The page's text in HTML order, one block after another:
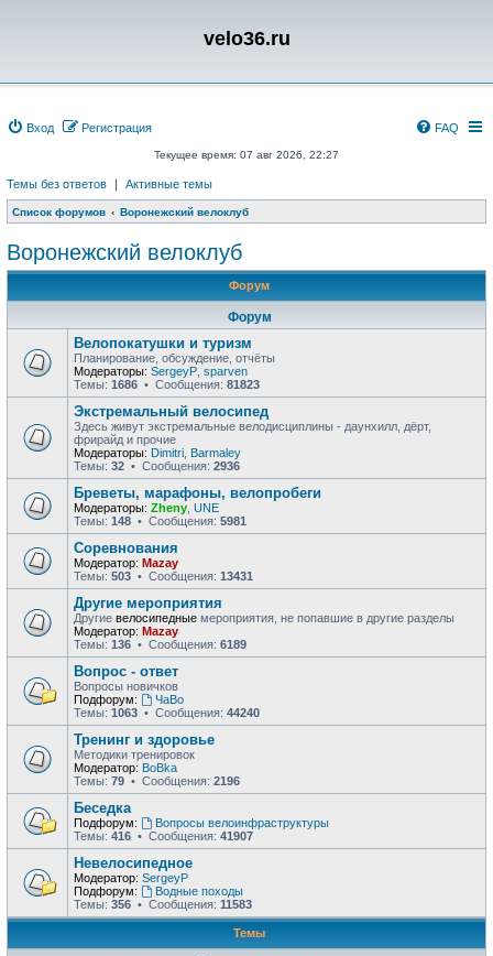
velo36.ru
Вход Регистрация FAQ
Текущее время: 07 авг 2026, 22:27
Темы без ответов | Активные темы
Список форумов Воронежский велоклуб
Воронежский велоклуб
Форум
Форум
Велопокатушки и туризм
Планирование, обсуждение, отчёты
Модераторы: SergeyP sparven
Темы: 1686 • Сообщения: 81823
Экстремальный велосипед
Здесь живут экстремальные велодисциплины - даунхилл, дёрт,
фрирайд и прочие
Модераторы: Dimitri Barmaley
Темы: 32 • Сообщения: 2936
Бреветы, марафоны, велопробеги
Модераторы: Zheny UNE
Темы: 148 • Сообщения: 5981
Соревнования
Модератор: Mazay
Темы: 503 • Сообщения: 13431
Другие мероприятия
Другие велосипедные мероприятия, не попавшие в другие разделы
Модератор: Mazay
Темы: 136 • Сообщения: 6189
Вопрос - ответ
Вопросы новичков
Подфорум:
ЧаВо
Темы: 1063 • Сообщения: 44240
Тренинг и здоровье
Методики тренировок
Модератор: BoBka
Темы: 79 • Сообщения: 2196
Беседка
Подфорум:
Вопросы велоинфраструктуры
Темы: 416 • Сообщения: 41907
Невелосипедное
Модератор: SergeyP
Подфорум:
Водные походы
Темы: 356 • Сообщения: 11583
Темы